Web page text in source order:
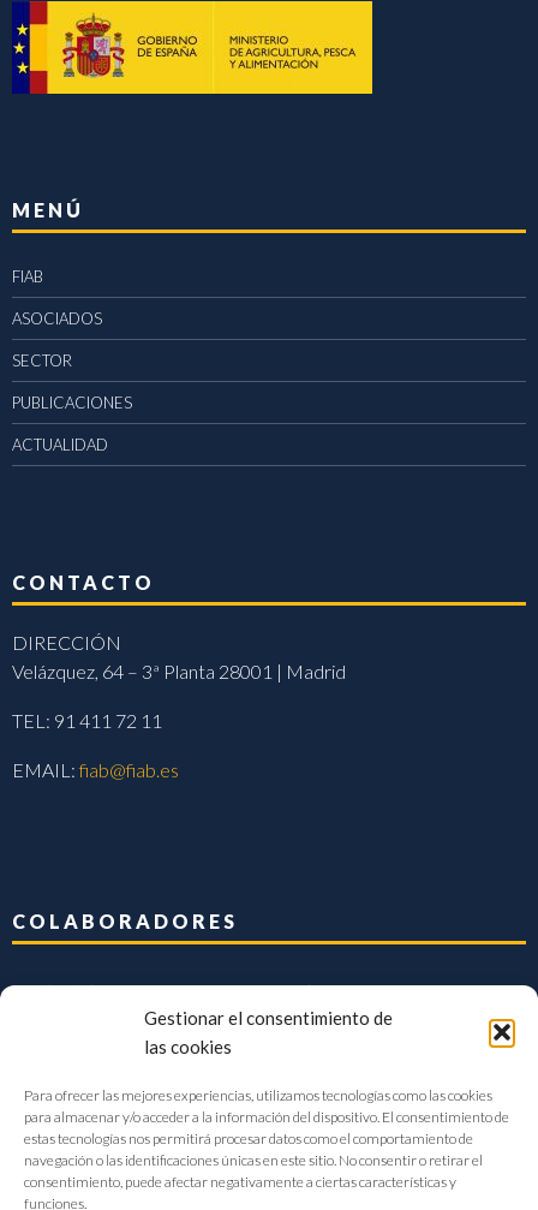
Gestionar el consentimiento de
las cookies
Para ofrecer las mejores experiencias, utilizamos tecnologías como las cookies
para almacenar y/o acceder a la información del dispositivo. El consentimiento de
estas tecnologías nos permitirá procesar datos como el comportamiento de
navegación o las identificaciones únicas en este sitio. No consentir o retirar el
consentimiento, puede afectar negativamente a ciertas características y
funciones.
MENÚ
FIAB
ASOCIADOS
SECTOR
PUBLICACIONES
ACTUALIDAD
CONTACTO
DIRECCIÓN
Velázquez, 64 – 3ª Planta 28001 | Madrid
TEL: 91 411 72 11
EMAIL:fiab@fiab.es
COLABORADORES